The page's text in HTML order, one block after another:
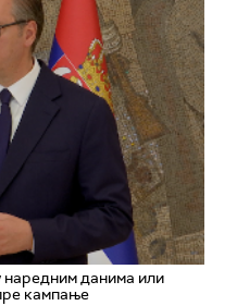
данима или
кампање